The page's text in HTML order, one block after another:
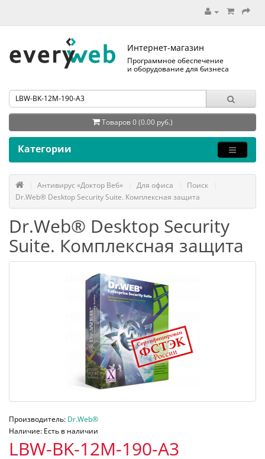
Интернет-магазин
Программное обеспечение
и оборудование для бизнеса
Товаров 0 (0.00 руб.)
Категории
Антивирус «Доктор Веб» Для офиса
Поиск
Dr.Web® Desktop Security Suite. Комплексная защита
Dr.Web® Desktop Security
Suite. Комплексная защита
Производитель: Dr.Web®
Наличие: Есть в наличии
LBW-BK-12M-190-A3